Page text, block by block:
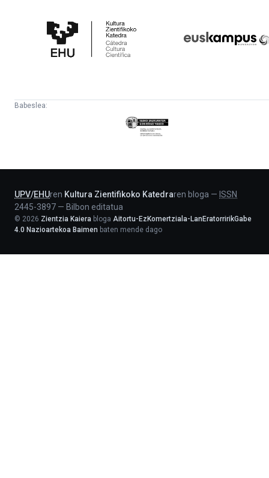
Zientifikoko
Katedra
Babeslea:
Eusko
Jaurlaritza
UPV/EHUren Kultura Zientifikoko Katedraren bloga — ISSN
2445-3897 — Bilbon editatua
© 2026 Zientzia Kaiera bloga Aitortu-EzKomertziala-LanEratorririkGabe
4.0 Nazioartekoa Baimen baten mende dago